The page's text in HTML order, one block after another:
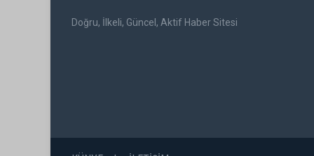
Doğru, İlkeli, Güncel, Aktif Haber Sitesi